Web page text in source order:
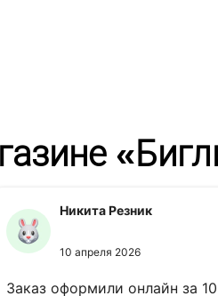
Никита Резник
10 апреля 2026
Заказ оформили онлайн за